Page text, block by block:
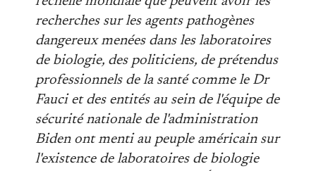
recherches sur les agents pathogènes
dangereux menées dans les laboratoires
de biologie, des politiciens, de prétendus
professionnels de la santé comme le Dr
Fauci et des entités au sein de l'équipe de
sécurité nationale de l'administration
Biden ont menti au peuple américain sur
l'existence de laboratoires de biologie